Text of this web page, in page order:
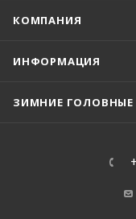
КОМПАНИЯ
ИНФОРМАЦИЯ
ЗИМНИЕ ГОЛОВНЫЕ